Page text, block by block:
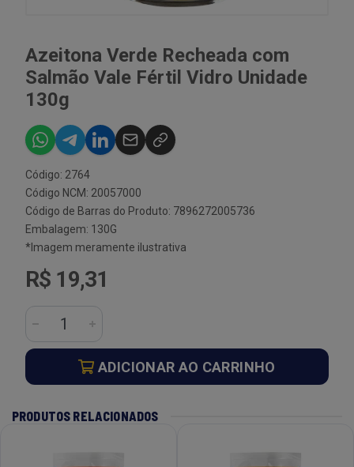
Azeitona Verde Recheada com
Salmão Vale Fértil Vidro Unidade
130g
Código: 2764
Código NCM: 20057000
Código de Barras do Produto: 7896272005736
Embalagem: 130G
*Imagem meramente ilustrativa
R$ 19,31
ADICIONAR AO CARRINHO
PRODUTOS RELACIONADOS